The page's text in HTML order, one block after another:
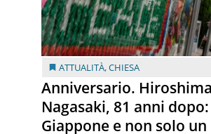
ATTUALITÀ,CHIESA
Anniversario.
Nagasaki, 81 anni
Giappone e non solo